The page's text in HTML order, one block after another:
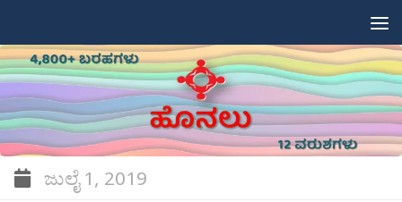
ಜುಲೈ 1, 2019